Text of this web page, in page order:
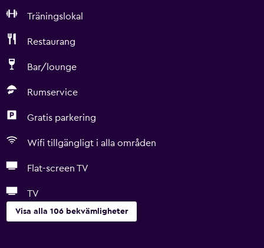
Träningslokal
Restaurang
Bar/lounge
Rumservice
Gratis parkering
Wifi tillgängligt i alla områden
Flat-screen TV
TV
Visa alla 106 bekvämligheter